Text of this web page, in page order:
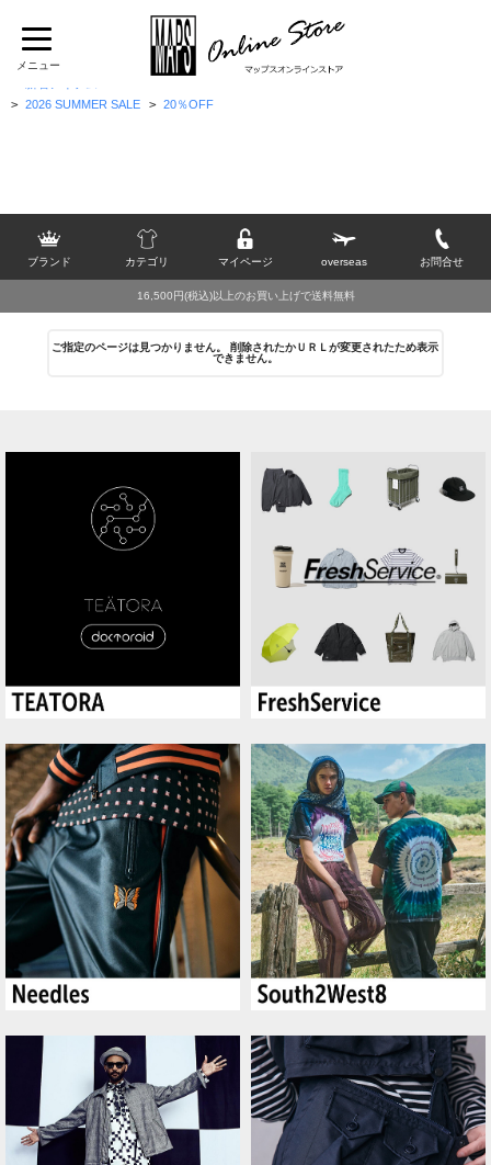
[A] >
シューズ
> 2026 SUMMER SALE > 20％OFF
ブランド カテゴリ マイページ overseas お問合せ
16,500円(税込)以上のお買い上げで送料無料
ご指定のページは見つかりません。 削除されたかＵＲＬが変更されたため表示
できません。